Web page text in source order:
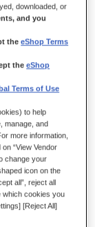
disponível no
downloaded, or
and you
theeShop Terms
theeShop
Terms of Use
to help
manage, and
more information,
“View Vendor
change your
icon on the
all”, reject all
which cookies you
[Reject All]